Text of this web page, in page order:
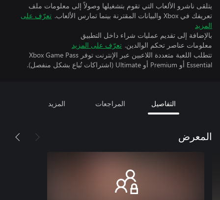
يتلقى ناشرو الألعاب التي تقوم بتشغيلها وصولاً إلى معلومات ملف
تعريفك في Xbox والبيانات المقترنة بينما تمارس الألعاب.
تعرّف على
المزيد
بالإضافة إلى تقديم عمليات شراء داخل التطبيق
معلومات عناصر تحكم الوالدين. تعرّف على المزيد
تتطلب اللعبة متعددة اللاعبين عبر الإنترنت توفر Xbox Game Pass
Essential أو Premium أو Ultimate (اشتراكات تُباع بشكل منفصل).
التفاصيل المراجعات المزيد
المعرض